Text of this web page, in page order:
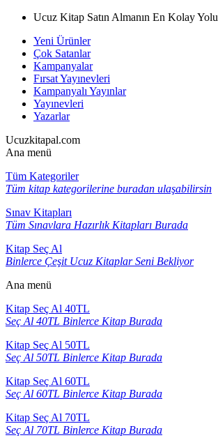
Ucuz Kitap Satın Almanın En Kolay Yolu
Yeni Ürünler
Çok Satanlar
Kampanyalar
Fırsat Yayınevleri
Kampanyalı Yayınlar
Yayınevleri
Yazarlar
Ucuzkitapal.com
Ana menü
Tüm Kategoriler
Tüm kitap kategorilerine buradan ulaşabilirsin
Sınav Kitapları
Tüm Sınavlara Hazırlık Kitapları Burada
Kitap Seç Al
Binlerce Çeşit Ucuz Kitaplar Seni Bekliyor
Ana menü
Kitap Seç Al 40TL
Seç Al 40TL Binlerce Kitap Burada
Kitap Seç Al 50TL
Seç Al 50TL Binlerce Kitap Burada
Kitap Seç Al 60TL
Seç Al 60TL Binlerce Kitap Burada
Kitap Seç Al 70TL
Seç Al 70TL Binlerce Kitap Burada